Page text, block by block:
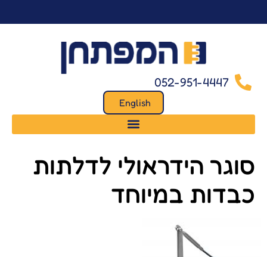
052-951-4447
English
סוגר הידראולי לדלתות
כבדות במיוחד